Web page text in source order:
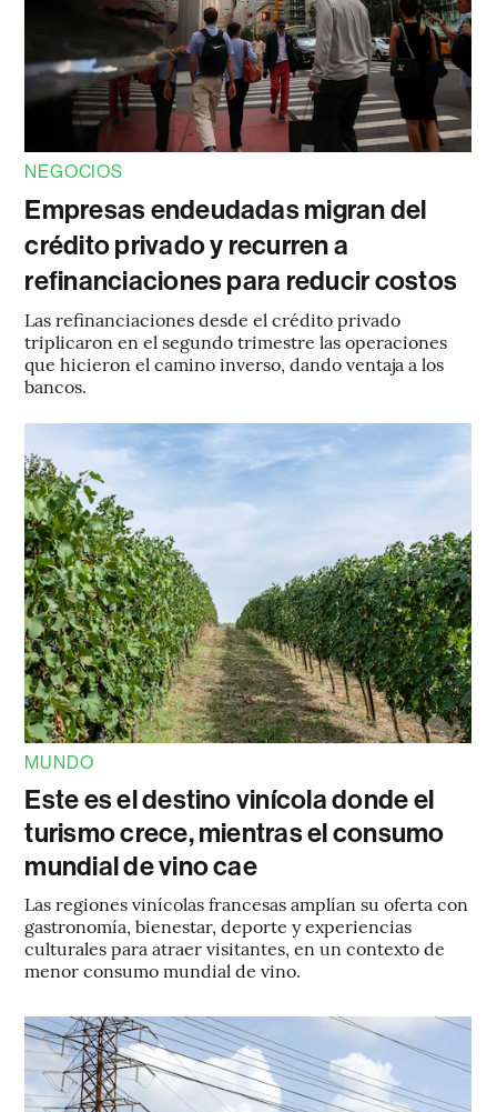
NEGOCIOS
Empresas endeudadas migran del
crédito privado y recurren a
refinanciaciones para reducir costos
Las refinanciaciones desde el crédito privado
triplicaron en el segundo trimestre las operaciones
que hicieron el camino inverso, dando ventaja a los
bancos.
MUNDO
Este es el destino vinícola donde el
turismo crece, mientras el consumo
mundial de vino cae
Las regiones vinícolas francesas amplían su oferta con
gastronomía, bienestar, deporte y experiencias
culturales para atraer visitantes, en un contexto de
menor consumo mundial de vino.